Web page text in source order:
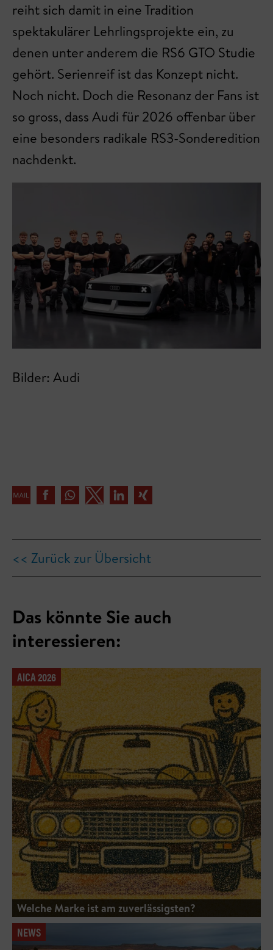
reiht sich damit in eine Tradition
spektakulärer Lehrlingsprojekte ein, zu
denen unter anderem die RS6 GTO Studie
gehört. Serienreif ist das Konzept nicht.
Noch nicht. Doch die Resonanz der Fans ist
so gross, dass Audi für 2026 offenbar über
eine besonders radikale RS3-Sonderedition
nachdenkt.
Bilder: Audi
<< Zurück zur Übersicht
Das könnte Sie auch
interessieren:
AICA 2026
Welche Marke ist am zuverlässigsten?
NEWS